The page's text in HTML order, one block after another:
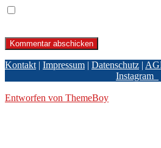
Kontakt | Impressum | Datenschutz |
Instagram
Entworfen von ThemeBoy